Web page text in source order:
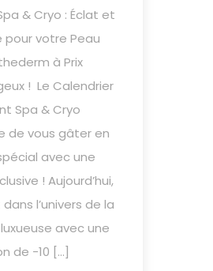
& Cryo : Éclat et
pour votre Peau
à Prix
! Le Calendrier
Spa & Cryo
de vous gâter en
avec une
! Aujourd’hui,
l’univers de la
avec une
de -10 […]